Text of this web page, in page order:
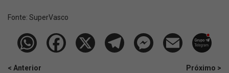
Fonte: SuperVasco‎‎‎‎‎‎
< Anterior
Próximo >